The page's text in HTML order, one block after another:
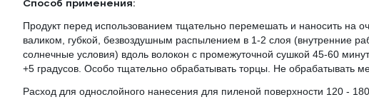
Способ применения:
Продукт перед использованием тщательно перемешать и наносить на
валиком, губкой, безвоздушным распылением в 1-2 слоя (внутренние
солнечные условия) вдоль волокон с промежуточной сушкой 45-60
+5 градусов. Особо тщательно обрабатывать торцы. Не обрабатывать
Расход для однослойного нанесения для пиленой поверхности 120 -